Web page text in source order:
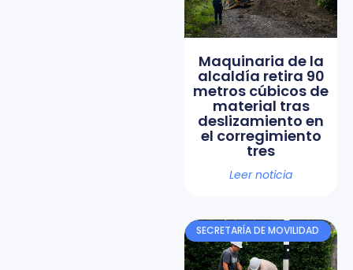
Maquinaria de la
alcaldía retira 90
metros cúbicos de
material tras
deslizamiento en
el corregimiento
tres
Leer noticia
SECRETARÍA DE MOVILIDAD